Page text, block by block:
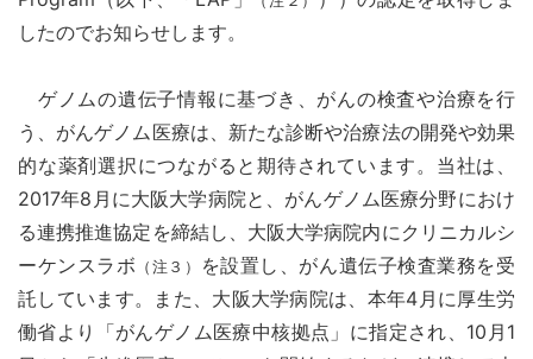
したのでお知らせします。
ゲノムの遺伝子情報に基づき、がんの検査や治療を行
う、がんゲノム医療は、新たな診断や治療法の開発や効果
的な薬剤選択につながると期待されています。当社は、
2017年8月に大阪大学病院と、がんゲノム医療分野におけ
る連携推進協定を締結し、大阪大学病院内にクリニカルシ
ーケンスラボ （注３）
を設置し、がん遺伝子検査業務を受
託しています。また、大阪大学病院は、本年4月に厚生労
働省より「がんゲノム医療中核拠点」に指定され、10月1